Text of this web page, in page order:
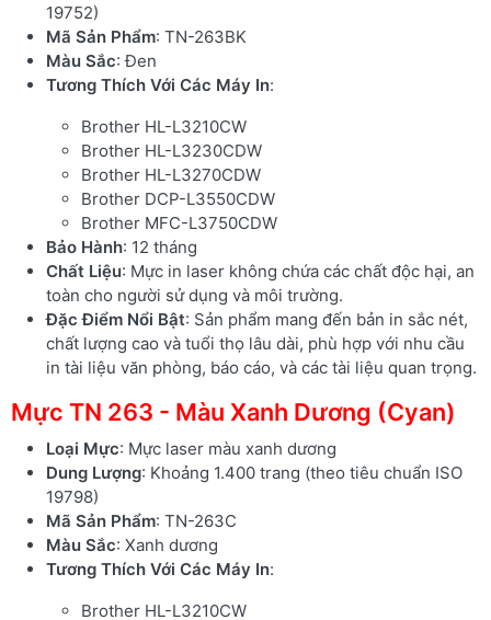
19752)
Mã Sản Phẩm: TN-263BK
Màu Sắc: Đen
Tương Thích Với Các Máy In:
Brother HL-L3210CW
Brother HL-L3230CDW
Brother HL-L3270CDW
Brother DCP-L3550CDW
Brother MFC-L3750CDW
Bảo Hành: 12 tháng
Chất Liệu: Mực in laser không chứa các chất độc hại, an
toàn cho người sử dụng và môi trường.
Đặc Điểm Nổi Bật: Sản phẩm mang đến bản in sắc nét,
chất lượng cao và tuổi thọ lâu dài, phù hợp với nhu cầu
in tài liệu văn phòng, báo cáo, và các tài liệu quan trọng.
Mực TN 263 - Màu Xanh Dương (Cyan)
Loại Mực: Mực laser màu xanh dương
Dung Lượng: Khoảng 1.400 trang (theo tiêu chuẩn ISO
19798)
Mã Sản Phẩm: TN-263C
Màu Sắc: Xanh dương
Tương Thích Với Các Máy In:
Brother HL-L3210CW